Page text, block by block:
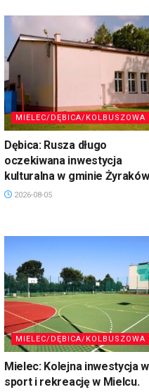
MIELEC/DĘBICA/KOLBUSZOWA
Dębica: Rusza długo
oczekiwana inwestycja
kulturalna w gminie Żyraków
2026-08-05
MIELEC/DĘBICA/KOLBUSZOWA
Mielec: Kolejna inwestycja w
sport i rekreację w Mielcu.